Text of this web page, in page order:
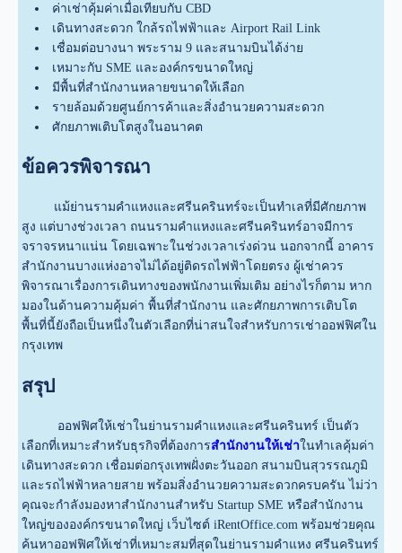
ค่าเช่าคุ้มค่าเมื่อเทียบกับ CBD
เดินทางสะดวก ใกล้รถไฟฟ้าและ Airport Rail Link
เชื่อมต่อบางนา พระราม 9 และสนามบินได้ง่าย
เหมาะกับ SME และองค์กรขนาดใหญ่
มีพื้นที่สำนักงานหลายขนาดให้เลือก
รายล้อมด้วยศูนย์การค้าและสิ่งอำนวยความสะดวก
ศักยภาพเติบโตสูงในอนาคต
ข้อควรพิจารณา
แม้ย่านรามคำแหงและศรีนครินทร์จะเป็นทำเลที่มีศักยภาพ
สูง แต่บางช่วงเวลา ถนนรามคำแหงและศรีนครินทร์อาจมีการ
จราจรหนาแน่น โดยเฉพาะในช่วงเวลาเร่งด่วน นอกจากนี้ อาคาร
สำนักงานบางแห่งอาจไม่ได้อยู่ติดรถไฟฟ้าโดยตรง ผู้เช่าควร
พิจารณาเรื่องการเดินทางของพนักงานเพิ่มเติม อย่างไรก็ตาม หาก
มองในด้านความคุ้มค่า พื้นที่สำนักงาน และศักยภาพการเติบโต
พื้นที่นี้ยังถือเป็นหนึ่งในตัวเลือกที่น่าสนใจสำหรับการเช่าออฟฟิศใน
กรุงเทพ
สรุป
ออฟฟิศให้เช่าในย่านรามคำแหงและศรีนครินทร์ เป็นตัว
เลือกที่เหมาะสำหรับธุรกิจที่ต้องการสำนักงานให้เช่าในทำเลคุ้มค่า
เดินทางสะดวก เชื่อมต่อกรุงเทพฝั่งตะวันออก สนามบินสุวรรณภูมิ
และรถไฟฟ้าหลายสาย พร้อมสิ่งอำนวยความสะดวกครบครัน ไม่ว่า
คุณจะกำลังมองหาสำนักงานสำหรับ Startup SME หรือสำนักงาน
ใหญ่ขององค์กรขนาดใหญ่ เว็บไซต์iRentOffice.com พร้อมช่วยคุณ
ค้นหาออฟฟิศให้เช่าที่เหมาะสมที่สุดในย่านรามคำแหง ศรีนครินทร์